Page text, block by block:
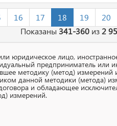
16 17 18 19
20
Показаны 341-360 из2
юридическое лицо,
предприниматель или
методику (метод) измерений
данной методики (метода)
и обладающее
измерений.